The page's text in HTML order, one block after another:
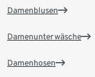
Damenblusen
Damenunterwäsche
Damenhosen